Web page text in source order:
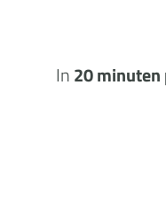
In20 minuten